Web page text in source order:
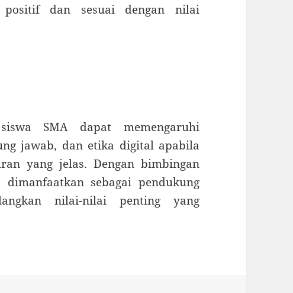
dan sesuai dengan nilai
SMA dapat memengaruhi
jawab, dan etika digital apabila
yang jelas. Dengan bimbingan
sebagai pendukung
nilai-nilai penting yang